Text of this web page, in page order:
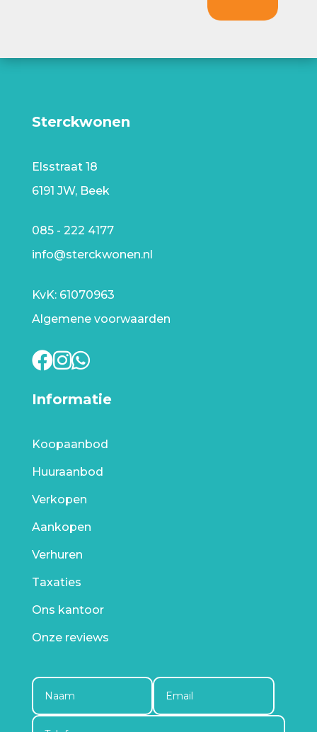
Sterckwonen
Elsstraat 18
6191 JW, Beek
085 - 222 4177
info@sterckwonen.nl
KvK: 61070963
Algemene voorwaarden
Informatie
Koopaanbod
Huuraanbod
Verkopen
Aankopen
Verhuren
Taxaties
Ons kantoor
Onze reviews